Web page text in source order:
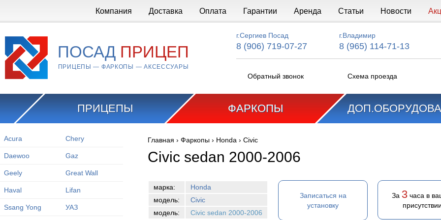
Компания Доставка Оплата Гарантии Аренда Статьи Новости
ПОСАД ПРИЦЕП
ПРИЦЕПЫ — ФАРКОПЫ — АКСЕССУАРЫ
г.Сергиев Посад
8 (906) 719-07-27
г.Владимир
8 (965) 114-71-13
Обратный звонок Схема проезда
ПРИЦЕПЫ ФАРКОПЫ
Acura Chery
Daewoo Gaz
Geely Great Wall
Haval Lifan
Ssang Yong УАЗ
Вы здесь
Главная › Фаркопы › Honda › Civic
Civic sedan 2000-2006
марка:
Honda
модель:
Civic
модель:
Civic sedan 2000-2006
Записаться на
установку
За 3часа в